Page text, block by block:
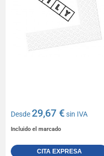
Desde29,67 €sin IVA
Incluido el marcado
CITA EXPRESA